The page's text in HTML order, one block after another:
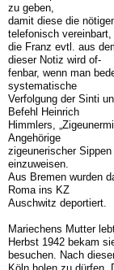
zu geben,
damit diese die
telefonisch vereinbart,
die Franz evtl. aus
dieser Notiz wird of-
fenbar, wenn man
systematische
Verfolgung der Sinti
Befehl Heinrich
Himmlers,
Angehörige
zigeunerischer
einzuweisen.
Aus Bremen wurden
Roma ins KZ
Auschwitz deportiert.
Mariechens Mutter
Herbst 1942 bekam
besuchen. Nach